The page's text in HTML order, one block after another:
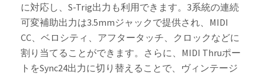
に対応し、S-Trig出力も利用できます。3系統の連続
可変補助出力は3.5mmジャックで提供され、MIDI
CC、ベロシティ、アフタータッチ、クロックなどに
割り当てることができます。さらに、MIDI Thruポー
トをSync24出力に切り替えることで、ヴィンテージ